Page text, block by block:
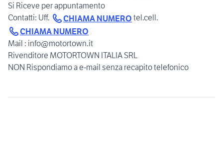
Si Riceve per appuntamento
Contatti: Uff.
CHIAMA NUMERO tel.cell.
CHIAMA NUMERO
Mail : info@motortown.it
Rivenditore MOTORTOWN ITALIA SRL
NON Rispondiamo a e-mail senza recapito telefonico